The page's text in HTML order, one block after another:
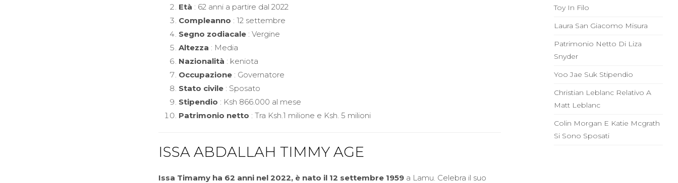
Età : 62 anni a partire dal 2022
Compleanno : 12 settembre
Segno zodiacale: Vergine
Altezza : Media
Nazionalità : keniota
Occupazione: Governatore
Stato civile: Sposato
Stipendio : Ksh 866.000 al mese
Patrimonio netto : Tra Ksh.1 milione e Ksh. 5 milioni
ISSA ABDALLAH TIMMY AGE
Issa Timamy ha 62 anni nel 2022, è nato il 12 settembre 1959a Lamu. Celebra il suo
Toy In Filo
Laura San Giacomo Misura
Patrimonio Netto Di Liza
Snyder
Yoo Jae Suk Stipendio
Christian Leblanc Relativo A
Matt Leblanc
Colin Morgan E Katie Mcgrath
Si Sono Sposati